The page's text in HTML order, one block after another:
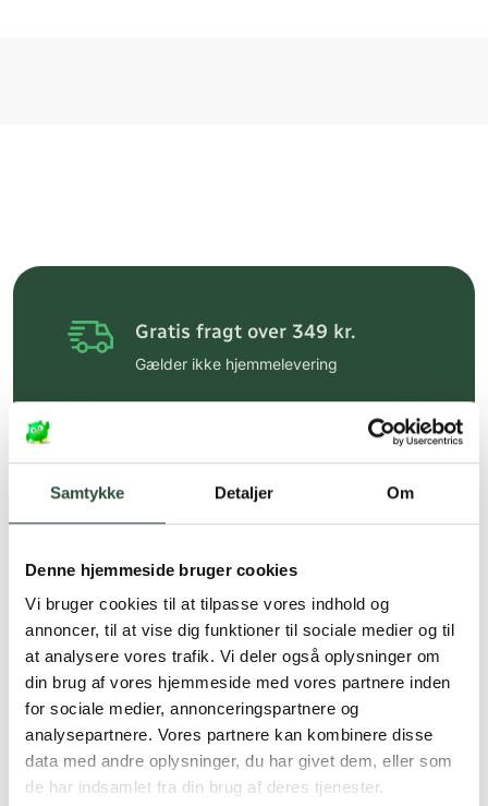
Samtykke Detaljer Om
Denne hjemmeside bruger cookies
Vi bruger cookies til at tilpasse vores indhold og
annoncer, til at vise dig funktioner til sociale medier og til
at analysere vores trafik. Vi deler også oplysninger om
din brug af vores hjemmeside med vores partnere inden
for sociale medier, annonceringspartnere og
analysepartnere. Vores partnere kan kombinere disse
data med andre oplysninger, du har givet dem, eller som
de har indsamlet fra din brug af deres tjenester.
Gratis fragt over 349 kr.
Gælder ikke hjemmelevering
Hurtig levering (30 min. i Kbh)
Faste lave priser*
*Gælder ikke ernæringsprodukter.
Stort udvalg af kendte
produkter
Vi tilbyder et stort udvalg af kendte
cremer, vitaminer og andre spændende
produkter – altid til fast lav pris.